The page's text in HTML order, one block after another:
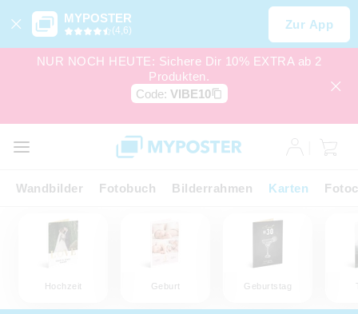
MYPOSTER
(4,6) Zur App
NUR NOCH HEUTE: Sichere Dir 10% EXTRA ab 2
Produkten.
Code: VIBE10
Wandbilder Fotobuch Bilderrahmen Karten
Hochzeit Geburt Geburtstag